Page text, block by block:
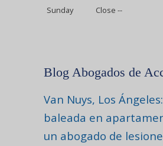
Sunday Close --
Blog Abogados de
Van Nuys, Los
baleada en
un abogado de